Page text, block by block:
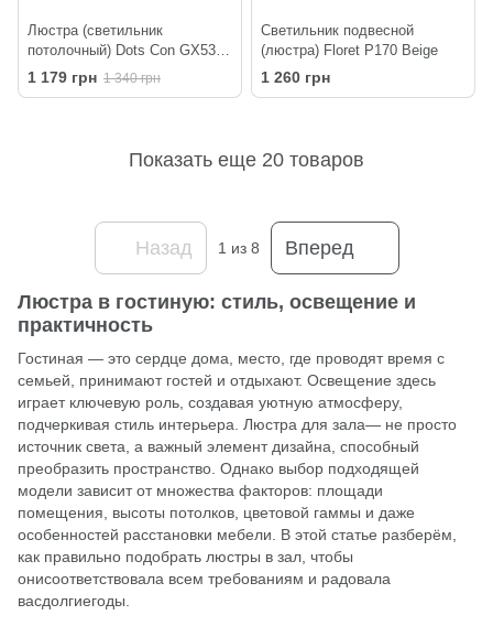
Люстра (светильник
потолочный) Dots Con GX53
C3 320-220 Black
1 179 грн 1 340 грн
Светильник подвесной
(люстра) Floret P170 Beige
1 260 грн
Показать еще 20 товаров
Назад 1 из 8 Вперед
Люстра в гостиную: стиль, освещение и
практичность
Гостиная — это сердце дома, место, где проводят время с
семьей, принимают гостей и отдыхают. Освещение здесь
играет ключевую роль, создавая уютную атмосферу,
подчеркивая стиль интерьера. Люстра для зала— не просто
источник света, а важный элемент дизайна, способный
преобразить пространство. Однако выбор подходящей
модели зависит от множества факторов: площади
помещения, высоты потолков, цветовой гаммы и даже
особенностей расстановки мебели. В этой статье разберём,
как правильно подобрать люстры в зал, чтобы
онисоответствовала всем требованиям и радовала
васдолгиегоды.